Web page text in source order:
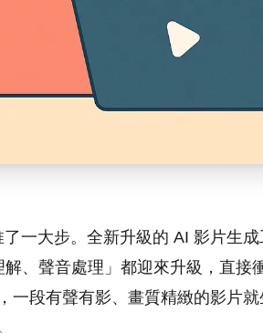
一大步。全新升級的 AI 影片生成
、聲音處理」都迎來升級，直接
一段有聲有影、畫質精緻的影片